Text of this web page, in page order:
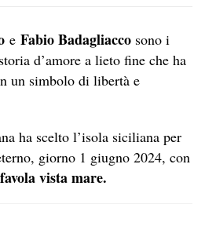
e Fabio Badagliacco sono i
d’amore a lieto fine che ha
un simbolo di libertà e
ha scelto l’isola siciliana per
giorno 1 giugno 2024, con
vista mare.